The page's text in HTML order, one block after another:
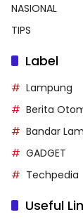
NASIONAL
TIPS
Label
Lampung
Berita
Bandar
GADGET
Techpedia
Useful